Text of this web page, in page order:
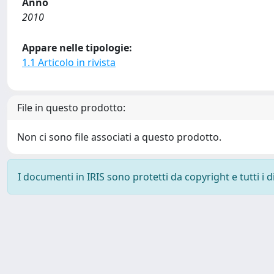
2010
Appare nelle tipologie:
1.1 Articolo in rivista
File in questo prodotto:
Non ci sono file associati a questo prodotto.
I documenti in IRIS sono protetti da copyright e tutti i